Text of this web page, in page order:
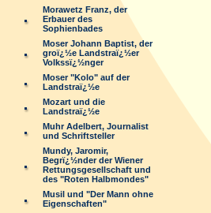
Morawetz Franz, der
Erbauer des
Sophienbades
Moser Johann Baptist, der
groï¿½e Landstraï¿½er
Volkssï¿½nger
Moser "Kolo" auf der
Landstraï¿½e
Mozart und die
Landstraï¿½e
Muhr Adelbert, Journalist
und Schriftsteller
Mundy, Jaromir,
Begrï¿½nder der Wiener
Rettungsgesellschaft und
des "Roten Halbmondes"
Musil und "Der Mann ohne
Eigenschaften"